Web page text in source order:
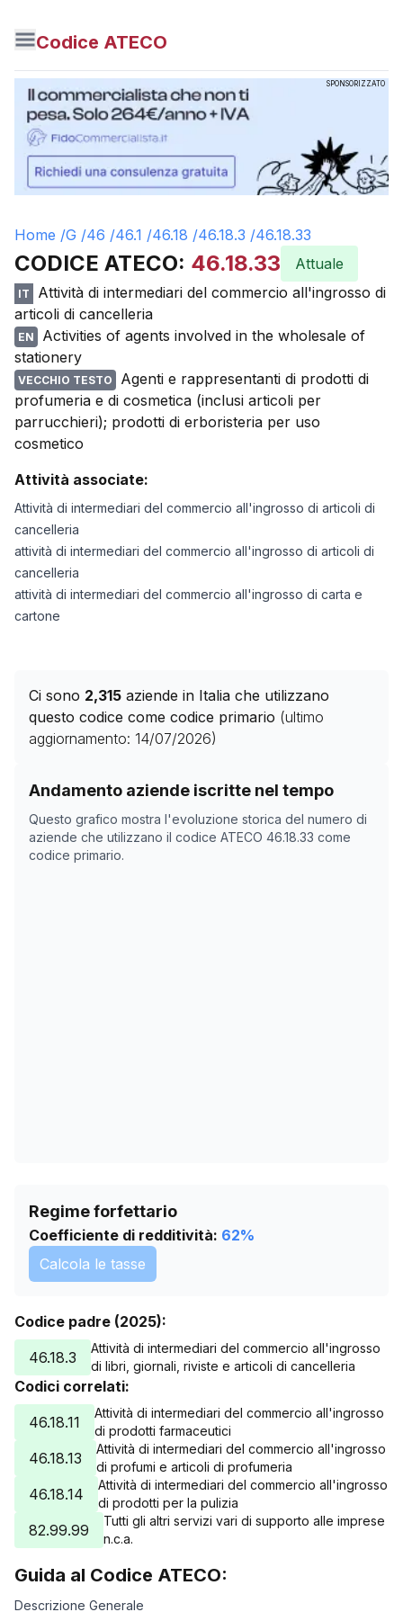
Codice ATECO
SPONSORIZZATO
Home /G /46 /46.1 /46.18 /46.18.3 /46.18.33
CODICE ATECO: 46.18.33 Attuale
IT
Attività di intermediari del commercio all'ingrosso di
articoli di cancelleria
EN
Activities of agents involved in the wholesale of
stationery
VECCHIO TESTO
Agenti e rappresentanti di prodotti di
profumeria e di cosmetica (inclusi articoli per
parrucchieri); prodotti di erboristeria per uso
cosmetico
Attività associate:
Attività di intermediari del commercio all'ingrosso di articoli di
cancelleria
attività di intermediari del commercio all'ingrosso di articoli di
cancelleria
attività di intermediari del commercio all'ingrosso di carta e
cartone
Ci sono 2,315 aziende in Italia che utilizzano
questo codice come codice primario (ultimo
aggiornamento: 14/07/2026)
Andamento aziende iscritte nel tempo
Questo grafico mostra l'evoluzione storica del numero di
aziende che utilizzano il codice ATECO 46.18.33 come
codice primario.
Storico numero di aziende con codice ATECO
Data rilevazione
28/04/2025
4180
02/11/2025
Regime forfettario
Coefficiente di redditività: 62%
Calcola le tasse
Codice padre (2025):
46.18.3
Attività di intermediari del commercio all'ingrosso
di libri, giornali, riviste e articoli di cancelleria
Codici correlati:
46.18.11
Attività di intermediari del commercio all'ingrosso
di prodotti farmaceutici
46.18.13
Attività di intermediari del commercio all'ingrosso
di profumi e articoli di profumeria
46.18.14
Attività di intermediari del commercio all'ingrosso
di prodotti per la pulizia
82.99.99
Tutti gli altri servizi vari di supporto alle imprese
n.c.a.
Guida al Codice ATECO:
Descrizione Generale